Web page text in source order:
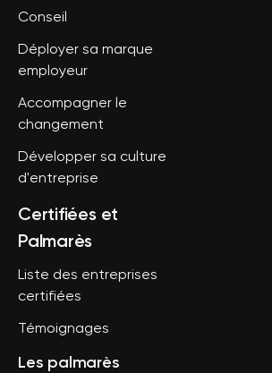
Conseil
Déployer sa marque
employeur
Accompagner le
changement
Développer sa culture
d'entreprise
Certifiées et
Palmarès
Liste des entreprises
certifiées
Témoignages
Les palmarès